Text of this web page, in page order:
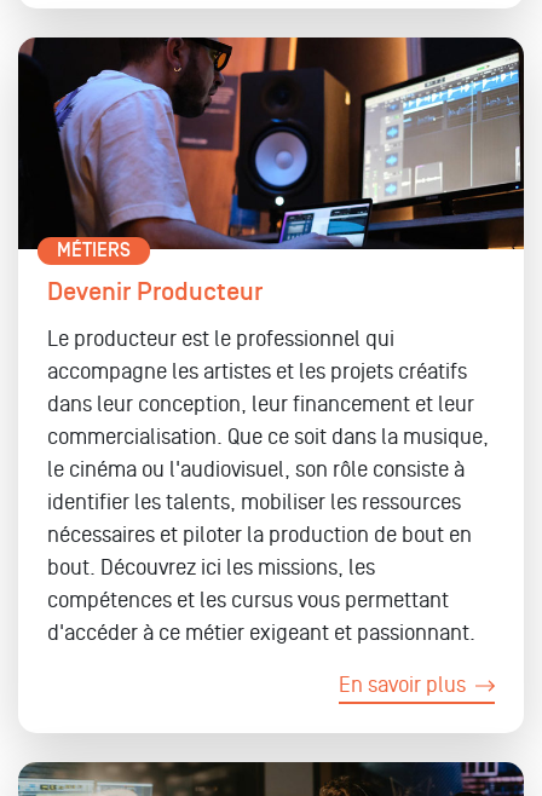
MÉTIERS
Devenir Producteur
Le producteur est le professionnel qui
accompagne les artistes et les projets créatifs
dans leur conception, leur financement et leur
commercialisation. Que ce soit dans la musique,
le cinéma ou l'audiovisuel, son rôle consiste à
identifier les talents, mobiliser les ressources
nécessaires et piloter la production de bout en
bout. Découvrez ici les missions, les
compétences et les cursus vous permettant
d'accéder à ce métier exigeant et passionnant.
En savoir plus